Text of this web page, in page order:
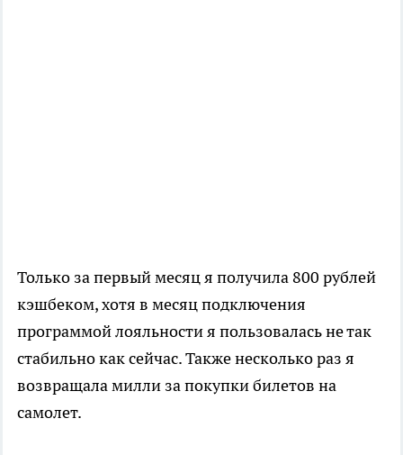
Только за первый месяц я получила 800 рублей
кэшбеком, хотя в месяц подключения
программой лояльности я пользовалась не так
стабильно как сейчас. Также несколько раз я
возвращала милли за покупки билетов на
самолет.